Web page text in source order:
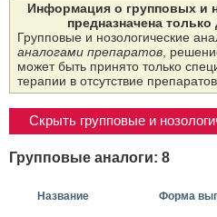
Информация о групповых и
предназначена
Групповые и нозологические
аналогами препаратов ,
может быть принято только
терапии в отсутствие
Скрыть групповые и
Групповые аналоги: 8
Название Форма